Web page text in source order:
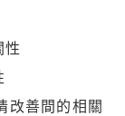
性
改善間的相關